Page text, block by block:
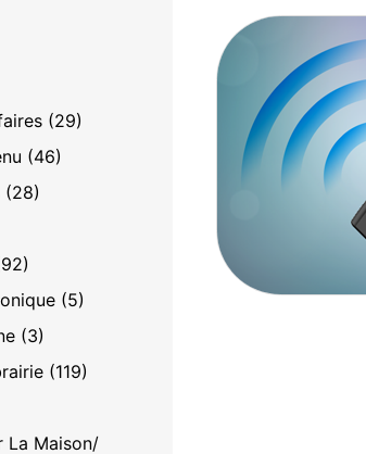
(29)
(46)
(28)
(5)
(3)
(119)
La Maison/